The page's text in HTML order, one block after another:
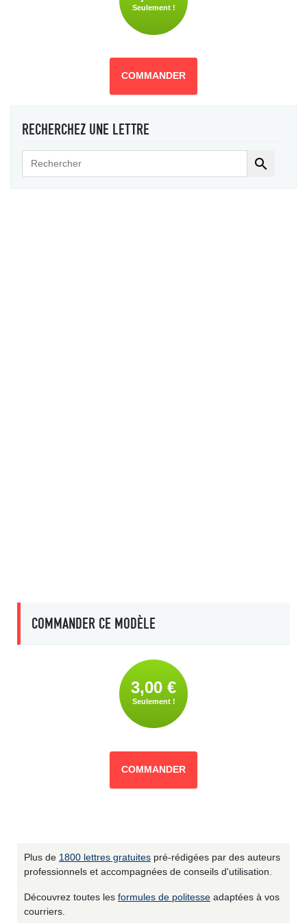
Seulement !
COMMANDER
RECHERCHEZ UNE LETTRE

COMMANDER CE MODÈLE
3,00 €
Seulement !
COMMANDER
Plus de 1800 lettres gratuites pré-rédigées par des auteurs
professionnels et accompagnées de conseils d'utilisation.
Découvrez toutes les formules de politesse adaptées à vos
courriers.